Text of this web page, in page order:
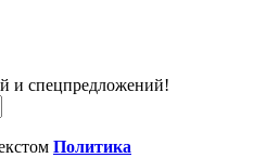
и спецпредложений!
Политика